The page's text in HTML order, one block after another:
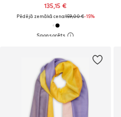
135,15 €
Pēdējā zemākā cena:159,00 €-15%